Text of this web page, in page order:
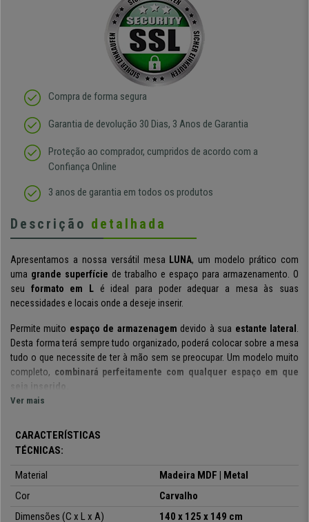
Compra de forma segura
Garantia de devolução 30 Dias, 3 Anos de Garantia
Proteção ao comprador, cumpridos de acordo com a
Confiança Online
3 anos de garantia em todos os produtos
Descrição detalhada
Apresentamos a nossa versátil mesa LUNA, um modelo prático com
uma grande superfície de trabalho e espaço para armazenamento. O
seu formato em L é ideal para poder adequar a mesa às suas
necessidades e locais onde a deseje inserir.
Permite muito espaço de armazenagem devido à sua estante lateral
Desta forma terá sempre tudo organizado, poderá colocar sobre a mesa
tudo o que necessite de ter à mão sem se preocupar.Um modelo muito
completo, combinará perfeitamente com qualquer espaço em que
seja inserido.
actividades. É feita com materiais de alta qualidade, a
de metal, material sólido mas que não pesa, dá uma sensação de
leveza. O tampo e as prateleiras são em madeira.
Graças ao seu fabrico limpa rápida e facilmente
suficiente um
pano seco ou húmido
Ver mais
CARACTERÍSTICAS
TÉCNICAS:
Material
Madeira MDF | Metal
Cor
Carvalho
Dimensões (C x L x A)
140 x 125 x 149 cm